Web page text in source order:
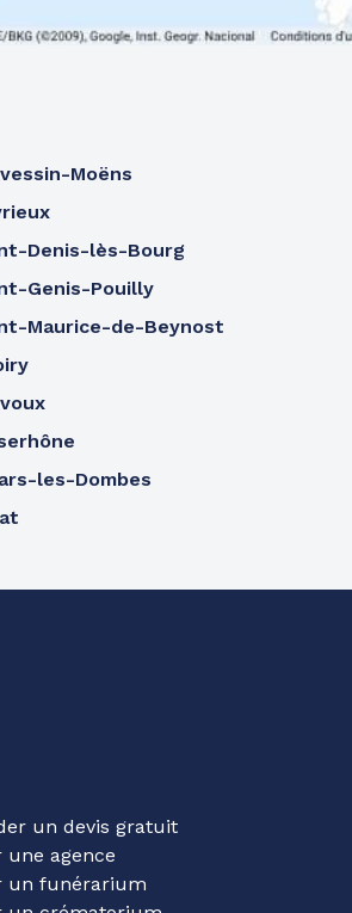
Moëns
Denis-lès-Bourg
Genis-Pouilly
Maurice-de-Beynost
les-Dombes
un devis gratuit
une agence
un funérarium